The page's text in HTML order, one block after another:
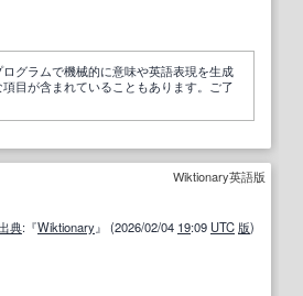
グラムで機械的に意味や英語表現を生成
目が含まれていることもあります。ご了
Wiktionary英語版
典:『Wiktionary』 (2026/02/04 19:09 UTC 版)